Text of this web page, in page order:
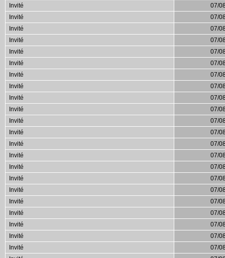
Invité
07/
Invité
07/
Invité
07/
Invité
07/
Invité
07/
Invité
07/
Invité
07/
Invité
07/
Invité
07/
Invité
07/
Invité
07/
Invité
07/
Invité
07/
Invité
07/
Invité
07/
Invité
07/
Invité
07/
Invité
07/
Invité
07/
Invité
07/
Invité
07/
Invité
07/